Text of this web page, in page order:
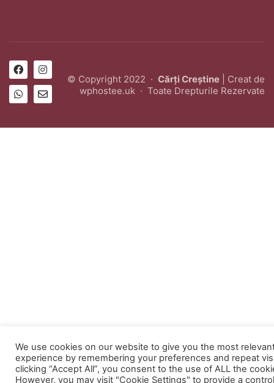
© Copyright 2022 · Cărți Creștine | Creat de
wphostee.uk · Toate Drepturile Rezervate
We use cookies on our website to give you the most
experience by remembering your preferences and repeat
clicking “Accept All”, you consent to the use of ALL the
However, you may visit "Cookie Settings" to provide a